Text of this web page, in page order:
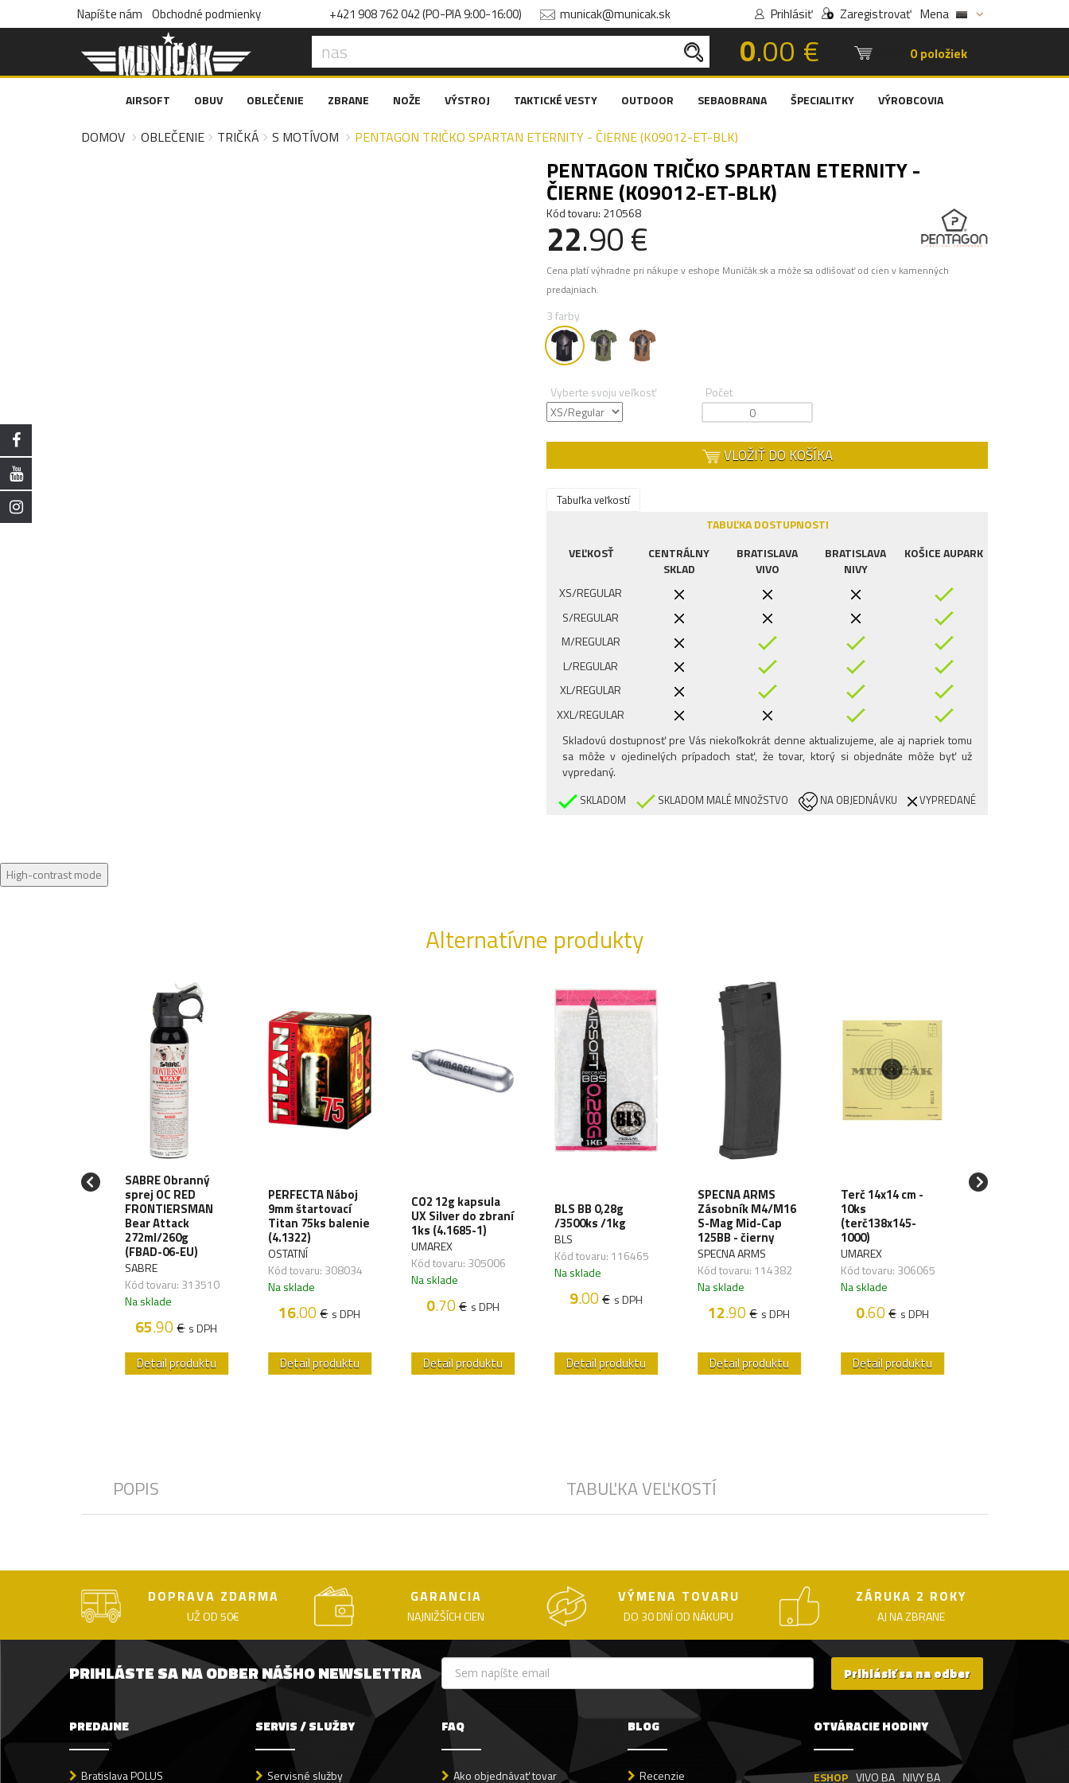
Napíšte nám Obchodné podmienky +421 908 762 042 (PO-PIA 9:00-16:00) municak@municak.sk Prihlásiť Zaregistrovať Mena
0.00 € 0 položiek
AIRSOFT OBUV OBLEČENIE ZBRANE NOŽE VÝSTROJ TAKTICKÉ VESTY OUTDOOR SEBAOBRANA ŠPECIALITKY VÝROBCOVIA
DOMOV OBLEČENIE TRIČKÁ S MOTÍVOM PENTAGON TRIČKO SPARTAN ETERNITY - ČIERNE (K09012-ET-BLK)
PENTAGON TRIČKO SPARTAN ETERNITY -
ČIERNE (K09012-ET-BLK)
Kód tovaru: 210568
22.90 €
Cena platí výhradne pri nákupe v eshope Muničák.sk a môže sa odlišovať od cien v kamenných
predajniach.
3 farby
Vyberte svoju veľkosť Počet
VLOŽIŤ DO KOŠÍKA
Tabuľka veľkostí
TABUĽKA DOSTUPNOSTI
VEĽKOSŤ
CENTRÁLNY
SKLAD
BRATISLAVA
VIVO
BRATISLAVA
NIVY
KOŠICE AUPARK
XS/REGULAR
S/REGULAR
M/REGULAR
L/REGULAR
XL/REGULAR
XXL/REGULAR
3XL/REGULAR
Skladovú dostupnosť pre Vás niekoľkokrát denne aktualizujeme, ale aj napriek tomu
sa môže v ojedinelých prípadoch stať, že tovar, ktorý si objednáte môže byť už
vypredaný.
SKLADOM SKLADOM MALÉ MNOŽSTVO NA OBJEDNÁVKU VYPREDANÉ
High-contrast mode
Alternatívne produkty
SABRE Obranný
sprej OC RED
FRONTIERSMAN
Bear Attack
272ml/260g
(FBAD-06-EU)
SABRE
Kód tovaru: 313510
Na sklade
65.90€ s DPH
Detail produktu
PERFECTA Náboj
9mm štartovací
Titan 75ks balenie
(4.1322)
OSTATNÍ
Kód tovaru: 308034
Na sklade
16.00€ s DPH
Detail produktu
CO2 12g kapsula
UX Silver do zbraní
1ks (4.1685-1)
UMAREX
Kód tovaru: 305006
Na sklade
0.70€ s DPH
Detail produktu
BLS BB 0,28g
/3500ks /1kg
BLS
Kód tovaru: 116465
Na sklade
9.00€ s DPH
Detail produktu
SPECNA ARMS
Zásobník M4/M16
S-Mag Mid-Cap
125BB - čierny
SPECNA ARMS
Kód tovaru: 114382
Na sklade
12.90€ s DPH
Detail produktu
Terč 14x14 cm -
10ks
(terč138x145-
1000)
UMAREX
Kód tovaru: 306065
Na sklade
0.60€ s DPH
Detail produktu
SPECNA ARMS
POPIS TABUĽKA VEĽKOSTÍ
DOPRAVA ZDARMA
UŽ OD 50€
GARANCIA
NAJNIŽŠÍCH CIEN
VÝMENA TOVARU
DO 30 DNÍ OD NÁKUPU
ZÁRUKA 2 ROKY
AJ NA ZBRANE
PRIHLÁSTE SA NA ODBER NÁŠHO NEWSLETTRA Prihlásiť sa na odber
PREDAJNE
Bratislava POLUS
SERVIS / SLUŽBY
Servisné služby
FAQ
Ako objednávať tovar
BLOG
Recenzie
OTVÁRACIE HODINY
ESHOP VIVO BA NIVY BA